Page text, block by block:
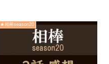
★相棒season20